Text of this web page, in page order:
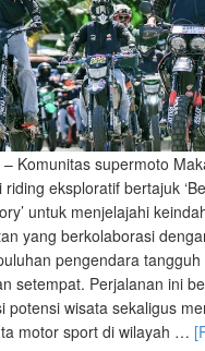
Komunitas supermoto
eksploratif bertajuk
untuk menjelajahi
yang berkolaborasi
pengendara
setempat. Perjalanan ini
potensi wisata sekaligus
motor sport di wilayah …